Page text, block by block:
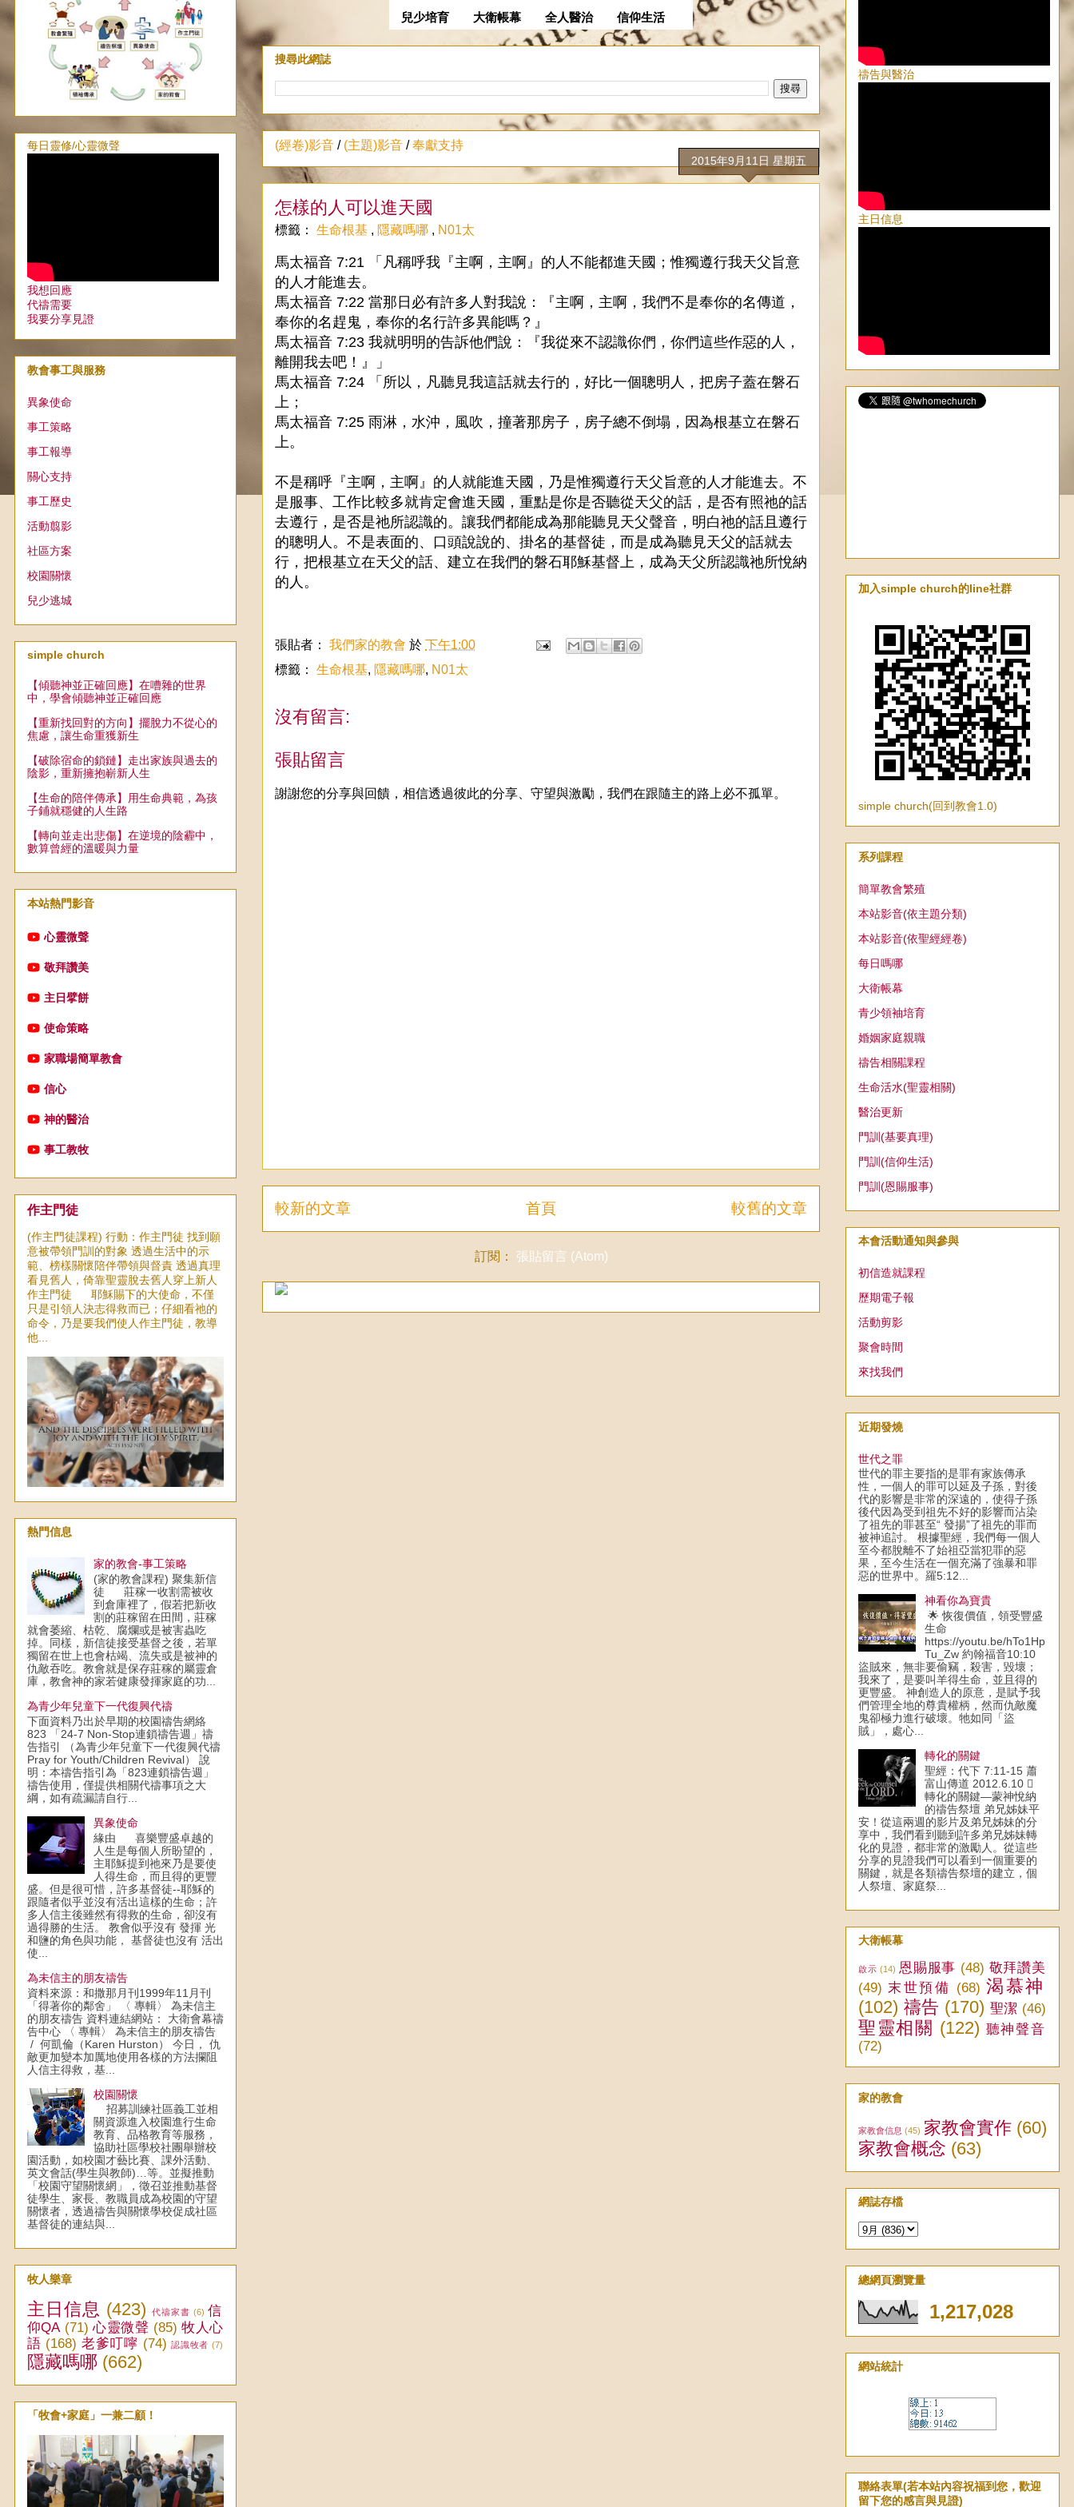
兒少培育 大衛帳幕 全人醫治 信仰生活
搜尋此網誌
(經卷)影音 / (主題)影音 /奉獻支持
2015年9月11日 星期五
怎樣的人可以進天國
標籤： 生命根基 , 隱藏嗎哪 , N01太
馬太福音 7:21 「凡稱呼我『主啊，主啊』的人不能都進天國；惟獨遵行我天父旨意
的人才能進去。
馬太福音 7:22 當那日必有許多人對我說：『主啊，主啊，我們不是奉你的名傳道，
奉你的名趕鬼，奉你的名行許多異能嗎？』
馬太福音 7:23 我就明明的告訴他們說：『我從來不認識你們，你們這些作惡的人，
離開我去吧！』」
馬太福音 7:24 「所以，凡聽見我這話就去行的，好比一個聰明人，把房子蓋在磐石
上；
馬太福音 7:25 雨淋，水沖，風吹，撞著那房子，房子總不倒塌，因為根基立在磐石
上。
不是稱呼『主啊，主啊』的人就能進天國，乃是惟獨遵行天父旨意的人才能進去。不
是服事、工作比較多就肯定會進天國，重點是你是否聽從天父的話，是否有照祂的話
去遵行，是否是祂所認識的。讓我們都能成為那能聽見天父聲音，明白祂的話且遵行
的聰明人。不是表面的、口頭說說的、掛名的基督徒，而是成為聽見天父的話就去
行，把根基立在天父的話、建立在我們的磐石耶穌基督上，成為天父所認識祂所悅納
的人。
張貼者： 我們家的教會 於 下午1:00
標籤： 生命根基, 隱藏嗎哪, N01太
沒有留言:
張貼留言
謝謝您的分享與回饋，相信透過彼此的分享、守望與激勵，我們在跟隨主的路上必不孤單。
較新的文章 較舊的文章
首頁
訂閱： 張貼留言 (Atom)
每日靈修/心靈微聲
我想回應
代禱需要
我要分享見證
教會事工與服務
異象使命
事工策略
事工報導
關心支持
事工歷史
活動翦影
社區方案
校園關懷
兒少逃城
simple church
【傾聽神並正確回應】在嘈雜的世界
中，學會傾聽神並正確回應
【重新找回對的方向】擺脫力不從心的
焦慮，讓生命重獲新生
【破除宿命的鎖鏈】走出家族與過去的
陰影，重新擁抱嶄新人生
【生命的陪伴傳承】用生命典範，為孩
子鋪就穩健的人生路
【轉向並走出悲傷】在逆境的陰霾中，
數算曾經的溫暖與力量
本站熱門影音
心靈微聲
敬拜讚美
主日擘餅
使命策略
家職場簡單教會
信心
神的醫治
事工教牧
作主門徒
(作主門徒課程) 行動：作主門徒 找到願
意被帶領門訓的對象 透過生活中的示
範、榜樣關懷陪伴帶領與督責 透過真理
看見舊人，倚靠聖靈脫去舊人穿上新人
作主門徒 耶穌賜下的大使命，不僅
只是引領人決志得救而已；仔細看祂的
命令，乃是要我們使人作主門徒，教導
他...
熱門信息
家的教會-事工策略
(家的教會課程) 聚集新信
徒 莊稼一收割需被收
到倉庫裡了，假若把新收
割的莊稼留在田間，莊稼
就會萎縮、枯乾、腐爛或是被害蟲吃
掉。同樣，新信徒接受基督之後，若單
獨留在世上也會枯竭、流失或是被神的
仇敵吞吃。教會就是保存莊稼的屬靈倉
庫，教會神的家若健康發揮家庭的功...
為青少年兒童下一代復興代禱
下面資料乃出於早期的校園禱告網絡
823 「24-7 Non-Stop連鎖禱告週」禱
告指引 （為青少年兒童下一代復興代禱
Pray for Youth/Children Revival） 說
明：本禱告指引為「823連鎖禱告週」
禱告使用，僅提供相關代禱事項之大
綱，如有疏漏請自行...
異象使命
緣由 喜樂豐盛卓越的
人生是每個人所盼望的，
主耶穌提到祂來乃是要使
人得生命，而且得的更豐
盛。但是很可惜，許多基督徒--耶穌的
跟隨者似乎並沒有活出這樣的生命；許
多人信主後雖然有得救的生命，卻沒有
過得勝的生活。 教會似乎沒有 發揮 光
和鹽的角色與功能， 基督徒也沒有 活出
使...
為未信主的朋友禱告
資料來源：和撒那月刊1999年11月刊
「得著你的鄰舍」 〈 專輯〉 為未信主
的朋友禱告 資料連結網站： 大衛會幕禱
告中心 〈 專輯〉 為未信主的朋友禱告
/ 何凱倫（Karen Hurston） 今日， 仇
敵更加變本加厲地使用各樣的方法攔阻
人信主得救，基...
校園關懷
招募訓練社區義工並相
關資源進入校園進行生命
教育、品格教育等服務，
協助社區學校社團舉辦校
園活動，如校園才藝比賽、課外活動、
英文會話(學生與教師)…等。並擬推動
「校園守望關懷網」，徵召並推動基督
徒學生、家長、教職員成為校園的守望
關懷者，透過禱告與關懷學校促成社區
基督徒的連結與...
牧人樂章
主日信息 (423) 代禱家書 (6) 信
仰QA (71) 心靈微聲 (85) 牧人心
語 (168) 老爹叮嚀 (74) 認識牧者 (7)
隱藏嗎哪 (662)
「牧會+家庭」一兼二顧！
禱告與醫治
主日信息
加入simple church的line社群
simple church(回到教會1.0)
系列課程
簡單教會繁殖
本站影音(依主題分類)
本站影音(依聖經經卷)
每日嗎哪
大衛帳幕
青少領袖培育
婚姻家庭親職
禱告相關課程
生命活水(聖靈相關)
醫治更新
門訓(基要真理)
門訓(信仰生活)
門訓(恩賜服事)
本會活動通知與參與
初信造就課程
歷期電子報
活動剪影
聚會時間
來找我們
近期發燒
世代之罪
世代的罪主要指的是罪有家族傳承
性，一個人的罪可以延及子孫，對後
代的影響是非常的深遠的，使得子孫
後代因為受到祖先不好的影響而沾染
了祖先的罪甚至“ 發揚”了祖先的罪而
被神追討。 根據聖經，我們每一個人
至今都脫離不了始祖亞當犯罪的惡
果，至今生活在一個充滿了強暴和罪
惡的世界中。羅5:12...
神看你為寶貴
🌟 恢復價值，領受豐盛
生命
https://youtu.be/hTo1Hp
Tu_Zw 約翰福音10:10
盜賊來，無非要偷竊，殺害，毀壞；
我來了，是要叫羊得生命，並且得的
更豐盛。 神創造人的原意，是賦予我
們管理全地的尊貴權柄，然而仇敵魔
鬼卻極力進行破壞。牠如同「盜
賊」，處心...
轉化的關鍵
聖經：代下 7:11-15 蕭
富山傳道 2012.6.10 
轉化的關鍵—蒙神悅納
的禱告祭壇 弟兄姊妹平
安！從這兩週的影片及弟兄姊妹的分
享中，我們看到聽到許多弟兄姊妹轉
化的見證，都非常的激勵人。從這些
分享的見證我們可以看到一個重要的
關鍵，就是各類禱告祭壇的建立，個
人祭壇、家庭祭...
大衛帳幕
啟示 (14) 恩賜服事 (48) 敬拜讚美
(49) 末世預備 (68) 渴慕神
(102) 禱告 (170) 聖潔 (46)
聖靈相關 (122) 聽神聲音
(72)
家的教會
家教會信息 (45) 家教會實作 (60)
家教會概念 (63)
網誌存檔
總網頁瀏覽量
1,217,028
網站統計
聯絡表單(若本站內容祝福到您，歡迎
留下您的感言與見證)